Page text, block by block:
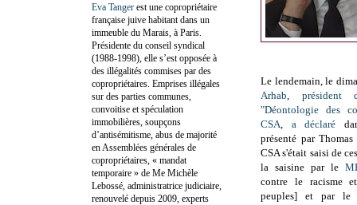
Le lendemain, le
Arhab
"Déontologie des
CSA
a déclaré
présenté par
CSA s'était saisi de
la saisine parle
contre le racisme
peuples] et par
Eva Tanger est une copropriétaire
française juive habitant dans un
immeuble du Marais, à Paris.
Présidente du conseil syndical
(1988-1998), elle s’est opposée à
des illégalités commises par des
copropriétaires. Emprises illégales
sur des parties communes,
convoitise et spéculation
immobilières, soupçons
d’antisémitisme, abus de majorité
en Assemblées générales de
copropriétaires, « mandat
temporaire » de Me Michèle
Lebossé, administratrice judiciaire,
renouvelé depuis 2009, experts